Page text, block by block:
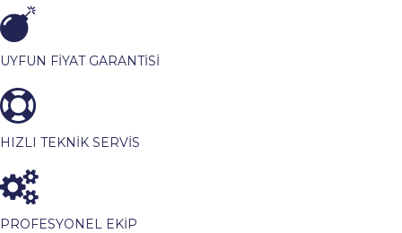
UYFUN FİYAT GARANTİSİ
HIZLI TEKNİK SERVİS
PROFESYONEL EKİP